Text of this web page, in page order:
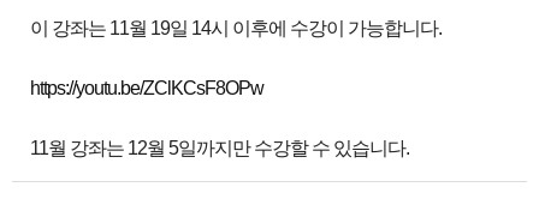
이 강좌는 11월 19일 14시 이후에 수강이 가능합니다.
https://youtu.be/ZClKCsF8OPw
11월 강좌는 12월 5일까지만 수강할 수 있습니다.